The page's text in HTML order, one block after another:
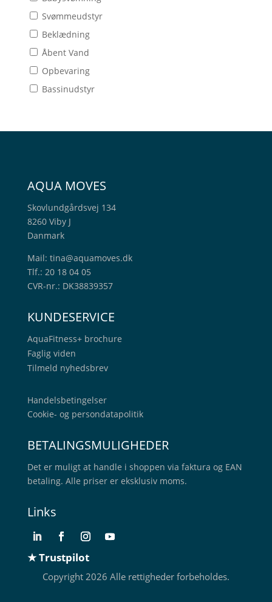
Svømmeudstyr
Beklædning
Åbent Vand
Opbevaring
Bassinudstyr
AQUA MOVES
Skovlundgårdsvej 134
8260 Viby J
Danmark
Mail: tina@aquamoves.dk
Tlf.: 20 18 04 05
CVR-nr.: DK38839357
KUNDESERVICE
AquaFitness+ brochure
Faglig viden
Tilmeld nyhedsbrev
Handelsbetingelser
Cookie- og persondatapolitik
BETALINGSMULIGHEDER
Det er muligt at handle i shoppen via faktura og EAN
betaling. Alle priser er eksklusiv moms.
Links
★ Trustpilot
Copyright 2026 Alle rettigheder forbeholdes.